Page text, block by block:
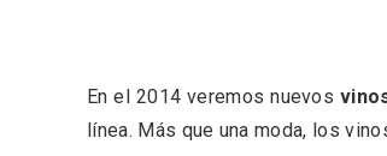
En el 2014 veremos nuevos
línea. Más que una moda, los